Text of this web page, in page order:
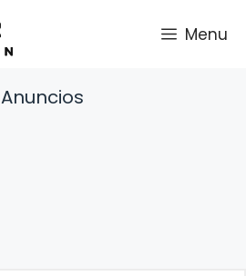
Menu
Anuncios